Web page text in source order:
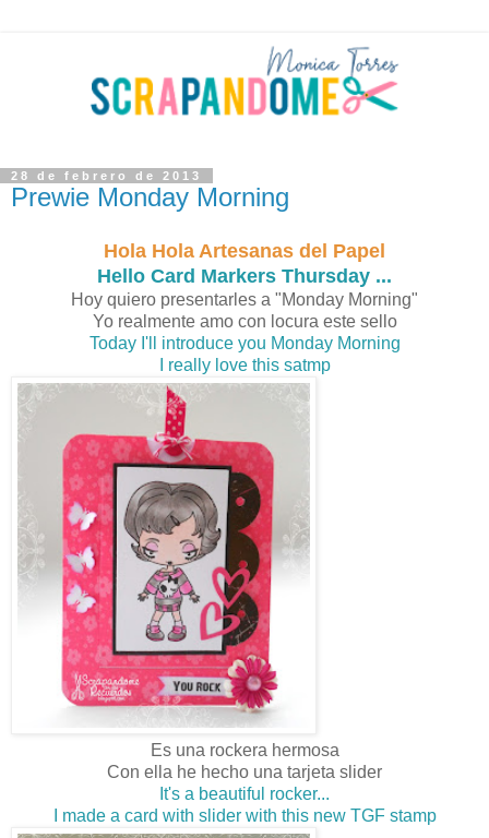
28 de febrero de 2013
Prewie Monday Morning
Hola Hola Artesanas del Papel
Hello Card Markers Thursday ...
Hoy quiero presentarles a "Monday Morning"
Yo realmente amo con locura este sello
Today I'll introduce you Monday Morning
I really love this satmp
Es una rockera hermosa
Con ella he hecho una tarjeta slider
It's a beautiful rocker...
I made a card with slider with this new TGF stamp